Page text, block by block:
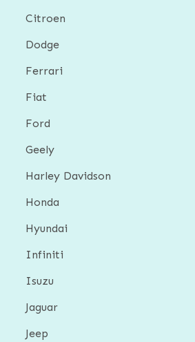
Citroen
Dodge
Ferrari
Fiat
Ford
Geely
Harley Davidson
Honda
Hyundai
Infiniti
Isuzu
Jaguar
Jeep